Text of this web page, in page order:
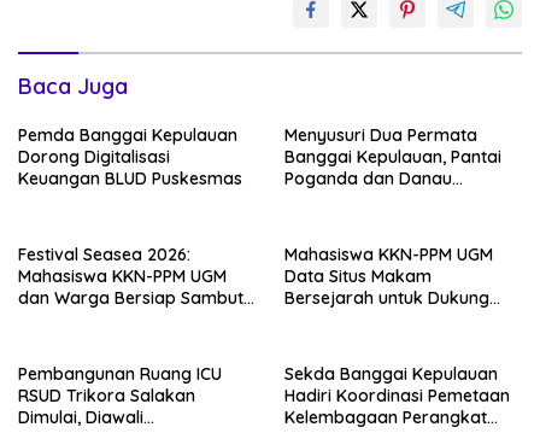
Baca Juga
Pemda Banggai Kepulauan
Dorong Digitalisasi
Keuangan BLUD Puskesmas
Menyusuri Dua Permata
Banggai Kepulauan, Pantai
Poganda dan Danau
Festival Seasea 2026:
Mahasiswa KKN-PPM UGM
dan Warga Bersiap Sambut
Mahasiswa KKN-PPM UGM
Data Situs Makam
Bersejarah untuk Dukung
Pembangunan Ruang ICU
RSUD Trikora Salakan
Dimulai, Diawali
Sekda Banggai Kepulauan
Hadiri Koordinasi Pemetaan
Kelembagaan Perangkat